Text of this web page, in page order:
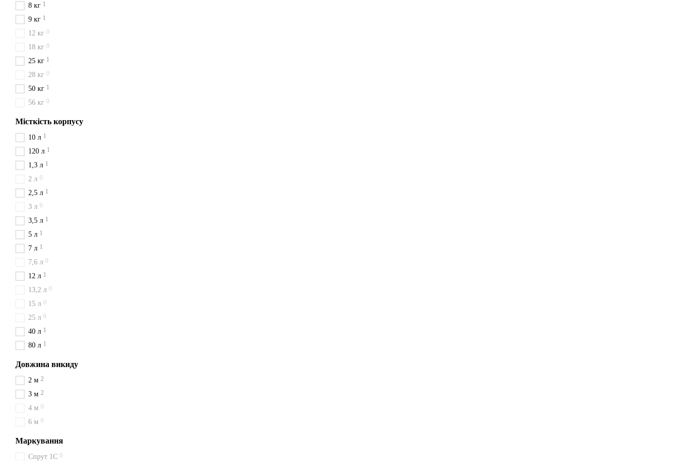
8 кг 1
9 кг 1
12 кг 0
18 кг 0
25 кг 1
28 кг 0
50 кг 1
56 кг 0
Місткість корпусу
10 л 1
120 л 1
1,3 л 1
2 л 0
2,5 л 1
3 л 0
3,5 л 1
5 л 1
7 л 1
7,6 л 0
12 л 1
13,2 л 0
15 л 0
25 л 0
40 л 1
80 л 1
Довжина викиду
2 м 2
3 м 2
4 м 0
6 м 0
Маркування
Спрут 1С 0